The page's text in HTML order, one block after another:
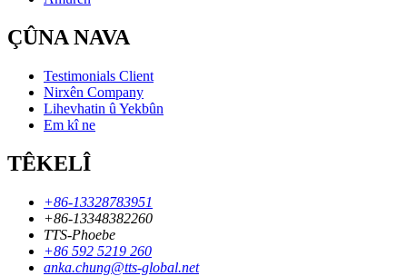
ÇÛNA NAVA
Testimonials Client
Nirxên Company
Lihevhatin û Yekbûn
Em kî ne
TÊKELÎ
+86-13328783951
+86-13348382260
TTS-Phoebe
+86 592 5219 260
anka.chung@tts-global.net